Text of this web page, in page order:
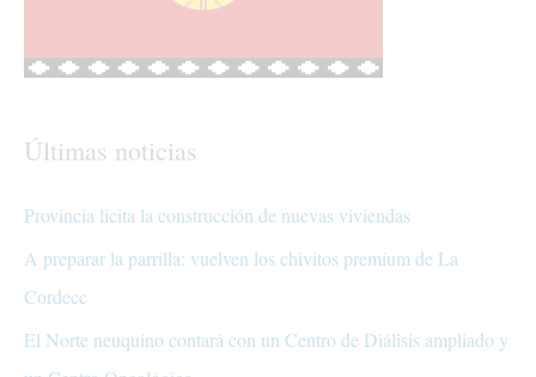
Últimas noticias
Provincia licita la construcción de nuevas viviendas
A preparar la parrilla: vuelven los chivitos premium de La
Cordecc
El Norte neuquino contará con un Centro de Diálisis ampliado y